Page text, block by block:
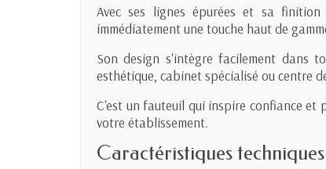
Avec ses lignes épurées et sa
immédiatement une touche haut de
Son design s'intègre facilement dans
esthétique, cabinet spécialisé ou centre
C'est un fauteuil qui inspire confiance
votre établissement.
Caractéristiques techniques